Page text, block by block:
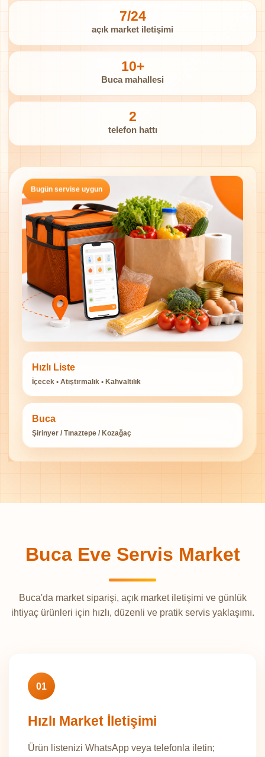
7/24
açık market iletişimi
10+
Buca mahallesi
2
telefon hattı
Bugün servise uygun
Hızlı Liste
İçecek • Atıştırmalık • Kahvaltılık
Buca
Şirinyer / Tınaztepe / Kozağaç
Buca Eve Servis Market
Buca'da market siparişi, açık market iletişimi ve günlük
ihtiyaç ürünleri için hızlı, düzenli ve pratik servis yaklaşımı.
01
Hızlı Market İletişimi
Ürün listenizi WhatsApp veya telefonla iletin;